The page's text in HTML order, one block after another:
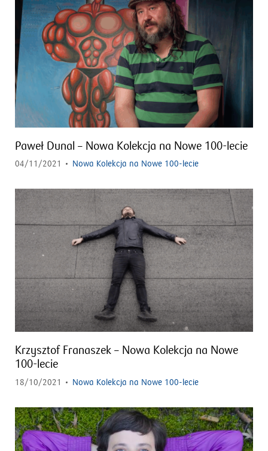
Paweł Dunal – Nowa Kolekcja na Nowe 100-lecie
04/11/2021 Nowa Kolekcja na Nowe 100-lecie
Krzysztof Franaszek – Nowa Kolekcja na Nowe
100-lecie
18/10/2021 Nowa Kolekcja na Nowe 100-lecie